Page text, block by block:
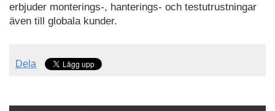
erbjuder monterings-, hanterings- och testutrustningar
även till globala kunder.
Dela